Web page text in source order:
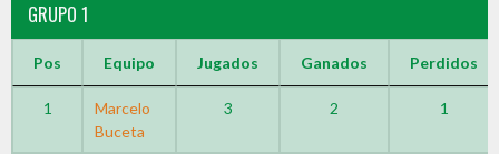
GRUPO 1
Pos Equipo Jugados Ganados Perdidos
1
Marcelo
Buceta
3 2 1